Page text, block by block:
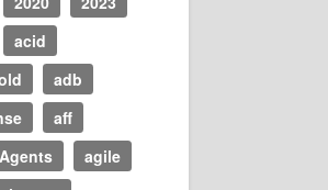
acid
adb
aff
Agents
agile